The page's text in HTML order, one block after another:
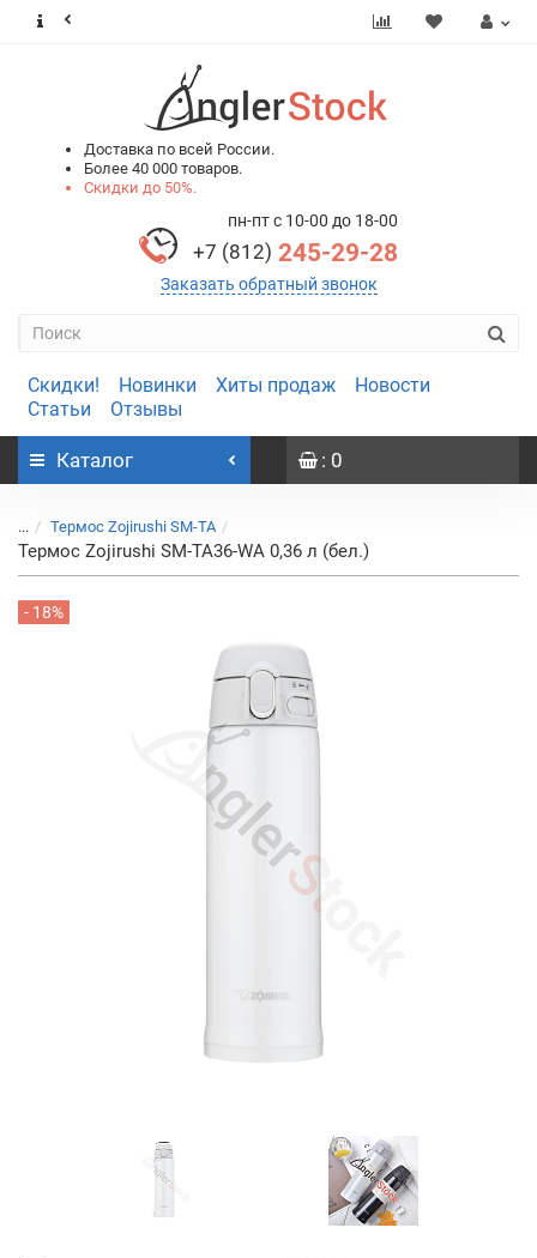
Доставка по всей России.
Более 40 000 товаров.
Скидки до 50%.
пн-пт с 10-00 до 18-00
+7 (812) 245-29-28
Заказать обратный звонок
Скидки! Новинки Хиты продаж
Новости
Статьи
Отзывы
Каталог : 0
... Термос Zojirushi SM-TA
Термос Zojirushi SM-TA36-WA 0,36 л (бел.)
- 18%